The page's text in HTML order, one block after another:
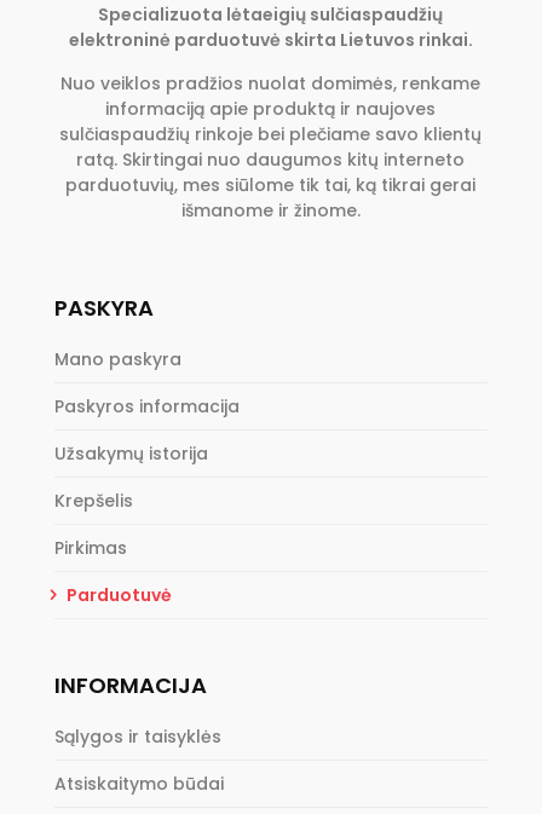
Specializuota lėtaeigių sulčiaspaudžių
elektroninė parduotuvė skirta Lietuvos rinkai.
Nuo veiklos pradžios nuolat domimės, renkame
informaciją apie produktą ir naujoves
sulčiaspaudžių rinkoje bei plečiame savo klientų
ratą. Skirtingai nuo daugumos kitų interneto
parduotuvių, mes siūlome tik tai, ką tikrai gerai
išmanome ir žinome.
PASKYRA
Mano paskyra
Paskyros informacija
Užsakymų istorija
Krepšelis
Pirkimas
Parduotuvė
INFORMACIJA
Sąlygos ir taisyklės
Atsiskaitymo būdai